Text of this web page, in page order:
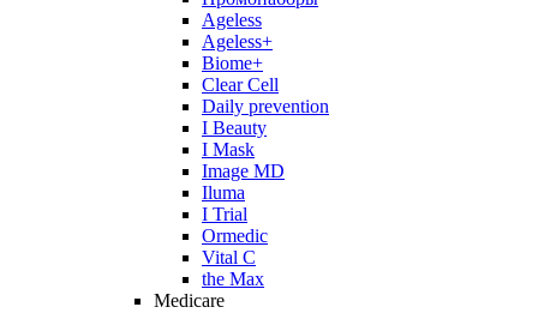
Ageless
Ageless+
Biome+
Clear Cell
Daily prevention
I Beauty
I Mask
Image MD
Iluma
I Trial
Ormedic
Vital C
the Max
Medicare